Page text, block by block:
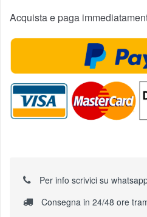
Acquista e paga
Per info scrivici su
Consegna in 24/48 ore